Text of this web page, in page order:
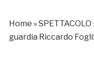
Home »SPETTACOLO
guardia Riccardo